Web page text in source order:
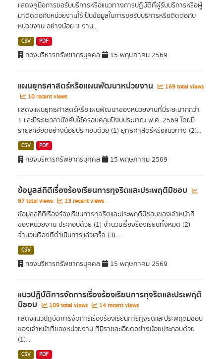
แสดงคู่มือการขอรับบริการหรือแนวทางการปฏิบัติที่ผู้รับบริการหรือผู้
มาติดต่อกับหน่วยงานใช้เป็นข้อมูลในการขอรับบริการหรือติดต่อกับ
หน่วยงาน อย่างน้อย 3 งาน...
CSV PDF
กองบริหารทรัพยากรบุคคล 15 พฤษภาคม 2569
แผนยุทธศาสตร์หรือแผนพัฒนาหน่วยงาน
169 total views
10 recent views
แสดงแผนยุทธศาสตร์หรือแผนพัฒนาของหน่วยงานที่มีระยะมากกว่า
1 และมีระยะเวลาบังคับใช้ครอบคลุมปีงบประมาณ พ.ศ. 2569 โดยมี
รายละเอียดอย่างน้อยประกอบด้วย (1) ยุทธศาสตร์หรือแนวทาง (2)...
CSV PDF
กองบริหารทรัพยากรบุคคล 15 พฤษภาคม 2569
ข้อมูลสถิติเรื่องร้องเรียนการทุจริตและประพฤติมิชอบ
87 total views 13 recent views
ข้อมูลสถิติเรื่องร้องเรียนการทุจริตและประพฤติมิชอบของเจ้าหน้าที่
ของหน่วยงาน ประกอบด้วย (1) จำนวนเรื่องร้องเรียนทั้งหมด (2)
จำนวนเรื่องที่ดำเนินการแล้วเสร็จ (3)...
CSV
กองบริหารทรัพยากรบุคคล 15 พฤษภาคม 2569
แนวปฏิบัติการจัดการเรื่องร้องเรียนการทุจริตและประพฤติ
มิชอบ 109 total views 14 recent views
แสดงแนวปฏิบัติการจัดการเรื่องร้องเรียนการทุจริตและประพฤติมิชอบ
ของเจ้าหน้าที่ของหน่วยงาน ที่มีรายละเอียดอย่างน้อยประกอบด้วย
(1)...
CSV PDF